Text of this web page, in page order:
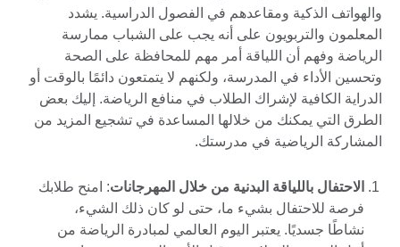
والهواتف الذكية ومقاعدهم في الفصول الدراسية. يشدد
المعلمون والتربويون على أنه يجب على الشباب ممارسة
الرياضة وفهم أن اللياقة أمر مهم للمحافظة على الصحة
وتحسين الأداء في المدرسة، ولكنهم لا يتمتعون دائمًا بالوقت أو
الدراية الكافية لإشراك الطلاب في منافع الرياضة. إليك بعض
الطرق التي يمكنك من خلالها المساعدة في تشجيع المزيد من
المشاركة الرياضية في مدرستك.
الاحتفال باللياقة البدنية من خلال المهرجانات: امنح طلابك
فرصة للاحتفال بشيء ما، حتى لو كان ذلك الشيء،
نشاطًا جسديًا. يعتبر اليوم العالمي لمبادرة الرياضة من